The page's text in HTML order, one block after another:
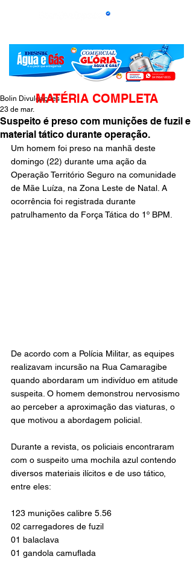
Suspeito é preso com munições de fuzil e
material tático durante operação.
Bolin Divulgações
23 de mar.
Um homem foi preso na manhã deste
domingo (22) durante uma ação da
Operação Território Seguro na comunidade
de Mãe Luíza, na Zona Leste de Natal. A
ocorrência foi registrada durante
patrulhamento da Força Tática do 1º BPM.
De acordo com a Polícia Militar, as equipes
realizavam incursão na Rua Camaragibe
quando abordaram um indivíduo em atitude
suspeita. O homem demonstrou nervosismo
ao perceber a aproximação das viaturas, o
que motivou a abordagem policial.
Durante a revista, os policiais encontraram
com o suspeito uma mochila azul contendo
diversos materiais ilícitos e de uso tático,
entre eles:
123 munições calibre 5.56
02 carregadores de fuzil
01 balaclava
01 gandola camuflada
MATÉRIA COMPLETA